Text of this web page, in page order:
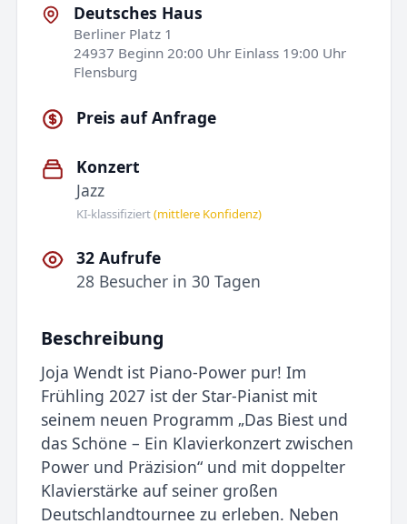
Deutsches Haus
Berliner Platz 1
24937 Beginn 20:00 Uhr Einlass 19:00 Uhr
Flensburg
Preis auf Anfrage
Konzert
Jazz
KI-klassifiziert(mittlere Konfidenz)
32 Aufrufe
28 Besucher in 30 Tagen
Beschreibung
Joja Wendt ist Piano-Power pur! Im
Frühling 2027 ist der Star-Pianist mit
seinem neuen Programm „Das Biest und
das Schöne – Ein Klavierkonzert zwischen
Power und Präzision“ und mit doppelter
Klavierstärke auf seiner großen
Deutschlandtournee zu erleben. Neben